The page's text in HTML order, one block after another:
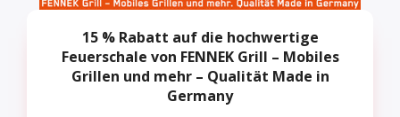
15 % Rabatt auf die hochwertige
Feuerschale von FENNEK Grill – Mobiles
Grillen und mehr – Qualität Made in
Germany